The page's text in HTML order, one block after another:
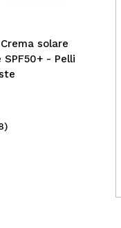
solare
- Pelli